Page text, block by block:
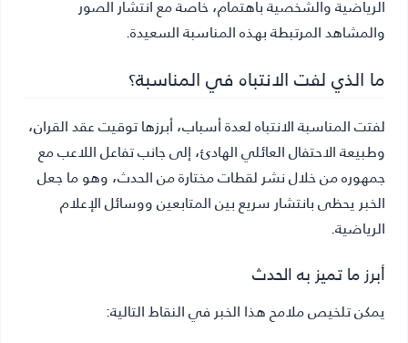
الرياضية والشخصية باهتمام، خاصة مع انتشار الصور
والمشاهد المرتبطة بهذه المناسبة السعيدة.
ما الذي لفت الانتباه في المناسبة؟
لفتت المناسبة الانتباه لعدة أسباب، أبرزها توقيت عقد القران،
وطبيعة الاحتفال العائلي الهادئ، إلى جانب تفاعل اللاعب مع
جمهوره من خلال نشر لقطات مختارة من الحدث، وهو ما جعل
الخبر يحظى بانتشار سريع بين المتابعين ووسائل الإعلام
الرياضية.
أبرز ما تميز به الحدث
يمكن تلخيص ملامح هذا الخبر في النقاط التالية: